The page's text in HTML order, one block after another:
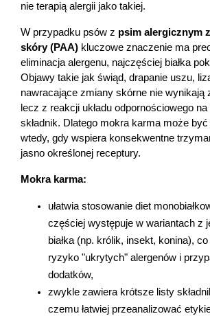
nie terapią alergii jako takiej.
W przypadku psów z psim alergicznym
skóry (PAA) kluczowe znaczenie ma
eliminacja alergenu, najczęściej białka
Objawy takie jak świąd, drapanie uszu,
nawracające zmiany skórne nie wynikają
lecz z reakcji układu odpornościowego
składnik. Dlatego mokra karma może
wtedy, gdy wspiera konsekwentne
jasno określonej receptury.
Mokra karma:
ułatwia stosowanie diet
częściej występuje w wariantach z
białka (np. królik, insekt, konina),
ryzyko "ukrytych" alergenów i
dodatków,
zwykle zawiera krótsze listy
czemu łatwiej przeanalizować